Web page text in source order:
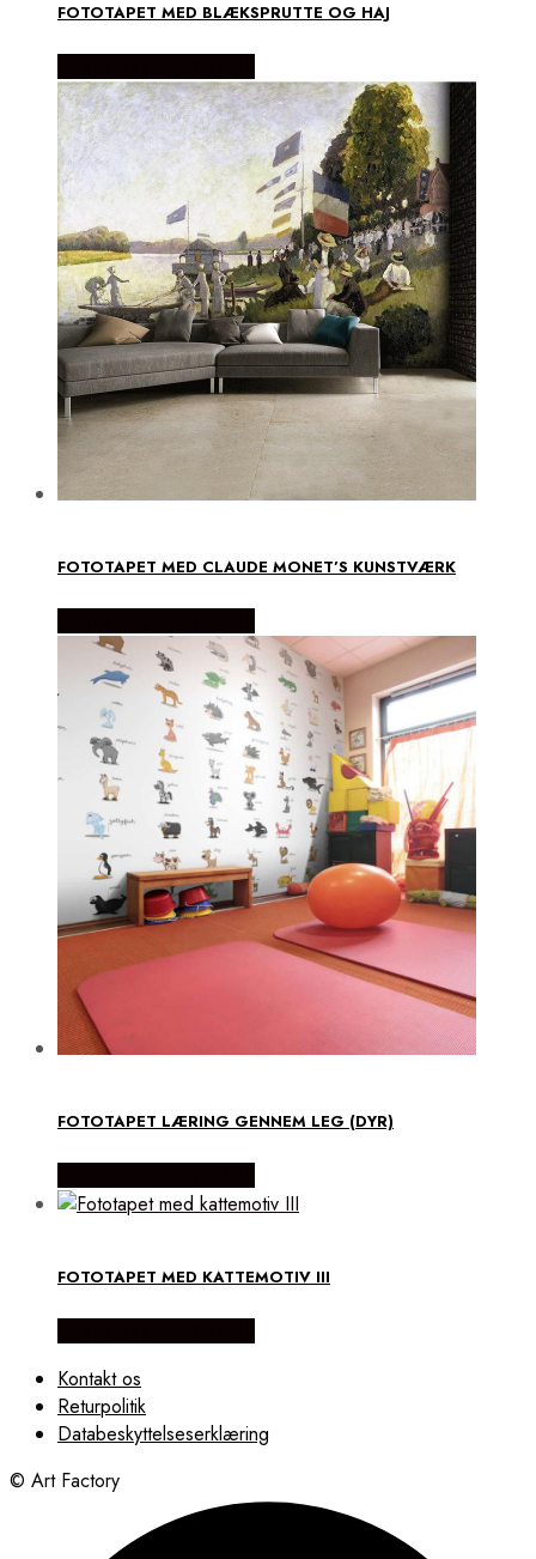
FOTOTAPET MED BLÆKSPRUTTE OG HAJ
FOTOTAPET MED CLAUDE MONET’S KUNSTVÆRK
FOTOTAPET LÆRING GENNEM LEG (DYR)
FOTOTAPET MED KATTEMOTIV III
Kontakt os
Returpolitik
Databeskyttelseserklæring
© Art Factory